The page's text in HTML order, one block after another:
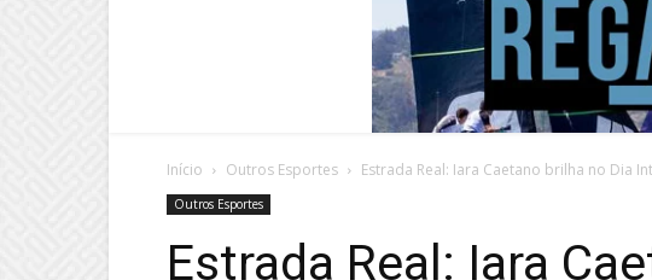
Início Outros Esportes Estrada Real: Iara Caetano brilha no Dia
Outros Esportes
Estrada Real: Iara